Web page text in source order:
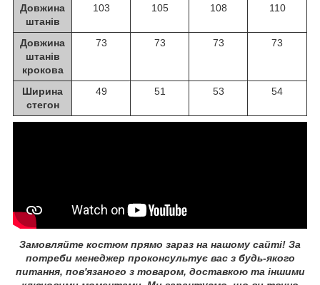
Довжина
штанів
103 105 108 110
Довжина
штанів
крокова
73 73 73 73
Ширина
стегон
49 51 53 54
Замовляйте костюм прямо зараз на нашому сайті! За
потреби менеджер проконсультує вас з будь-якого
питання, пов'язаного з товаром, доставкою та іншими